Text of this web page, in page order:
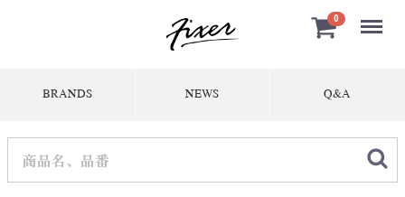
0 Menu
BRANDS NEWS Q&A